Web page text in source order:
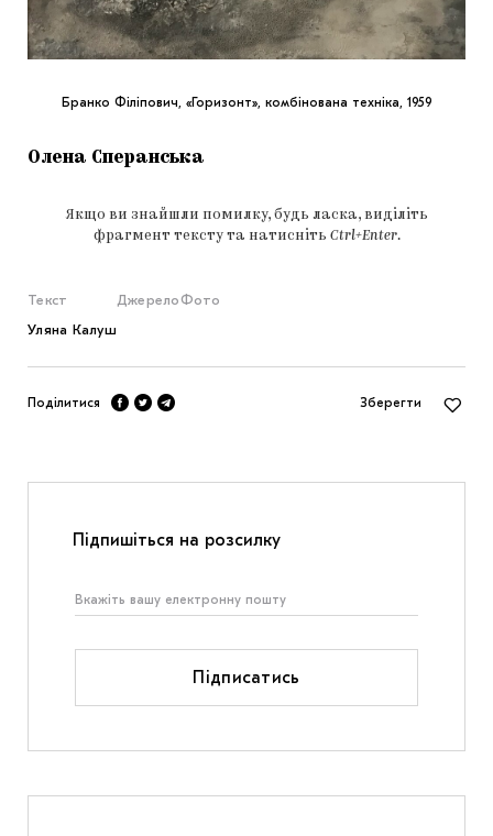
Бранко Філіпович, «Горизонт», комбінована техніка, 1959
Олена Сперанська
Якщо ви знайшли помилку, будь ласка, виділіть
фрагмент тексту та натисніть Ctrl+Enter.
Текст
Уляна Калуш
Джерело Фото
Поділитися Зберегти
Підпишіться на розсилку
Підписатись